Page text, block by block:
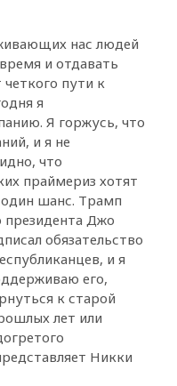
нас людей
и отдавать
пути к
я
Я горжусь, что
и я не
что
праймериз хотят
шанс. Трамп
Джо
обязательство
и я
его,
к старой
лет или
Никки